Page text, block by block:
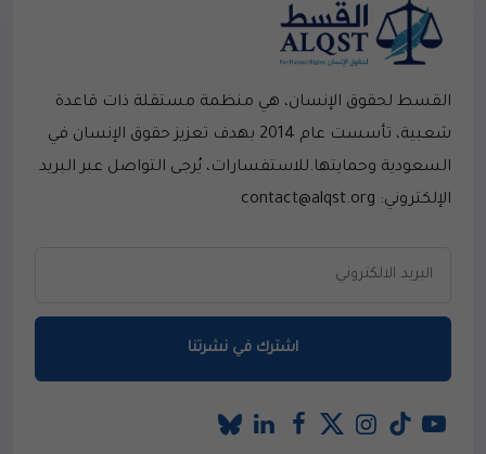
القسط لحقوق الإنسان، هي منظمة مستقلة ذات قاعدة
شعبية، تأسست عام 2014 بهدف تعزيز حقوق الإنسان في
السعودية وحمايتها.للاستفسارات، يُرجى التواصل عبر البريد
الإلكتروني: contact@alqst.org
اشترك في نشرتنا